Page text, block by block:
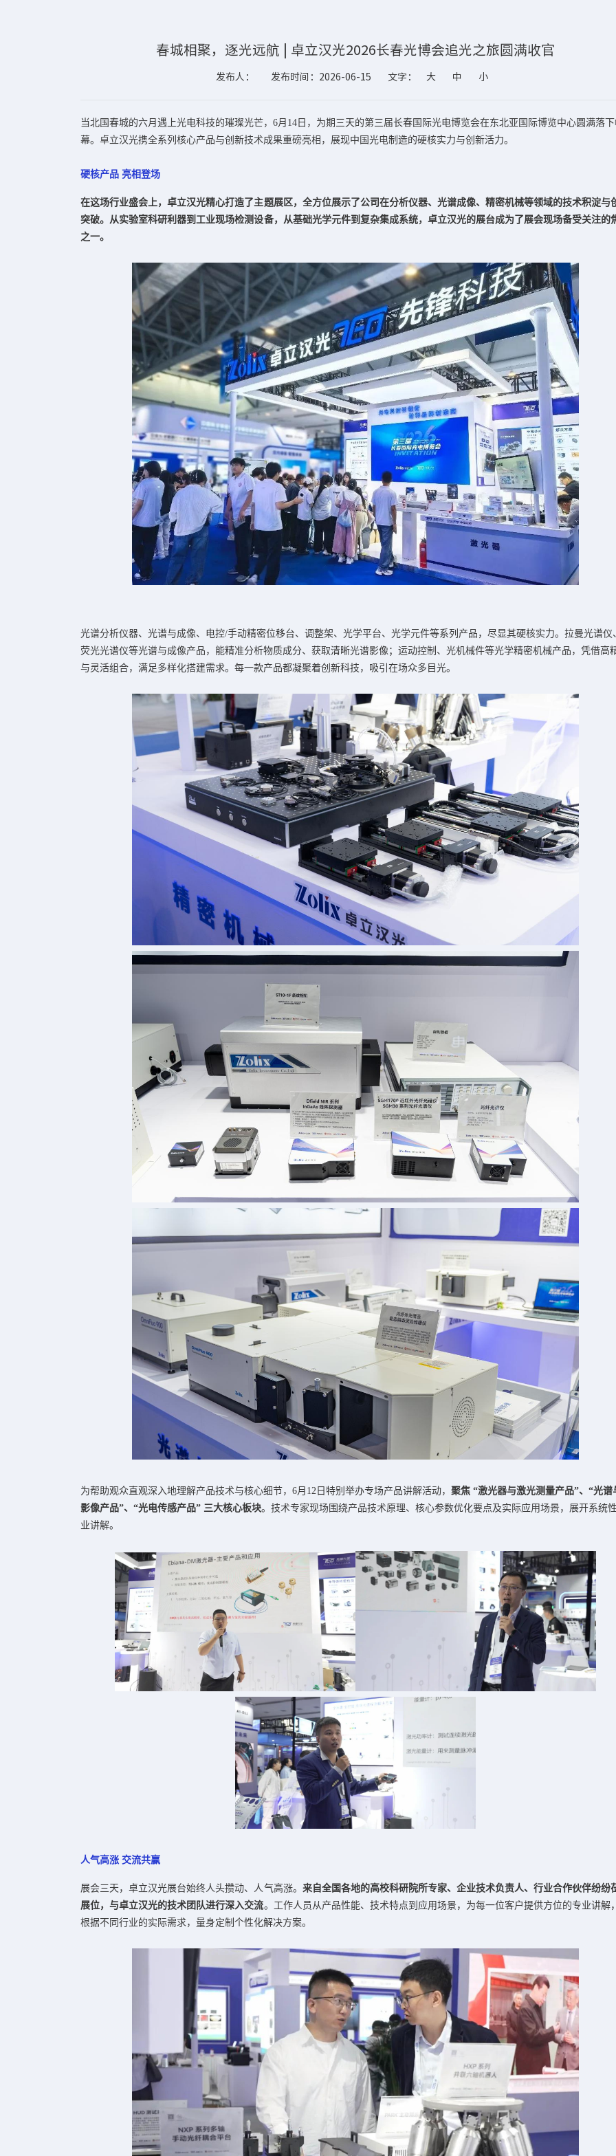
春城相聚，逐光远航 | 卓立汉光2026长春光博会追光之旅圆满收官
发布人： 发布时间：2026-06-15 文字： 大 中 小
当北国春城的六月遇上光电科技的璀璨光芒，6月14日，为期三天的第三届长春国际光电博览会在东北亚国际博览中心圆满落
幕。卓立汉光携全系列核心产品与创新技术成果重磅亮相，展现中国光电制造的硬核实力与创新活力。
硬核产品 亮相登场
在这场行业盛会上，卓立汉光精心打造了主题展区，全方位展示了公司在分析仪器、光谱成像、精密机械等领域的技术积淀与
突破。从实验室科研利器到工业现场检测设备，从基础光学元件到复杂集成系统，卓立汉光的展台成为了展会现场备受关注的
之一。
光谱分析仪器、光谱与成像、电控/手动精密位移台、调整架、光学平台、光学元件等系列产品，尽显其硬核实力。拉曼光谱仪
荧光光谱仪等光谱与成像产品，能精准分析物质成分、获取清晰光谱影像；运动控制、光机械件等光学精密机械产品，凭借高
与灵活组合，满足多样化搭建需求。每一款产品都凝聚着创新科技，吸引在场众多目光。
为帮助观众直观深入地理解产品技术与核心细节，6月12日特别举办专场产品讲解活动，聚焦 “激光器与激光测量产品”、“光谱
影像产品”、“光电传感产品” 三大核心板块。技术专家现场围绕产品技术原理、核心参数优化要点及实际应用场景，展开系统
业讲解。
人气高涨 交流共赢
展会三天，卓立汉光展台始终人头攒动、人气高涨。 来自全国各地的高校科研院所专家、企业技术负责人、行业合作伙伴纷纷
展位，与卓立汉光的技术团队进行深入交流。工作人员从产品性能、技术特点到应用场景，为每一位客户提供方位的专业讲解
根据不同行业的实际需求，量身定制个性化解决方案。